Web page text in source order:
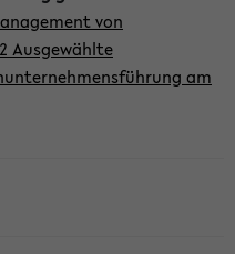
von
Ausgewählte
am